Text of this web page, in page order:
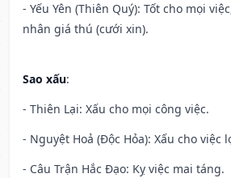
- Yếu Yên (Thiên Quý): Tốt cho mọi
nhân giá thú (cưới xin).
Sao xấu:
- Thiên Lại: Xấu cho mọi công việc.
- Nguyệt Hoả (Độc Hỏa): Xấu cho việc
- Câu Trận Hắc Đạo: Kỵ việc mai táng.